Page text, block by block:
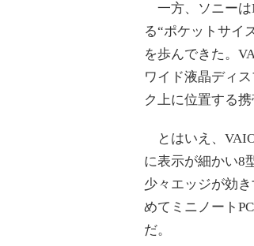
一方、ソニーは
る“ポケットサイ
を歩んできた。
ワイド液晶ディ
ク上に位置する
とはいえ、
に表示が細かい8
少々エッジが効
めてミニノート
だ。